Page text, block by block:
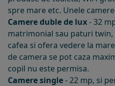
spre mare etc. Unele
Camere duble de lux- 32
matrimonial sau paturi twin,
cafea si ofera vedere la
de camera se pot caza
copil nu este permisa.
Camere single- 22 mp, si